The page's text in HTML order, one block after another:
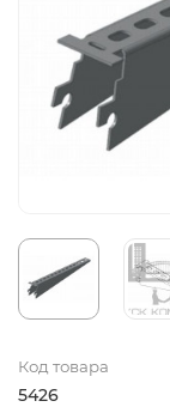
Код товара
5426